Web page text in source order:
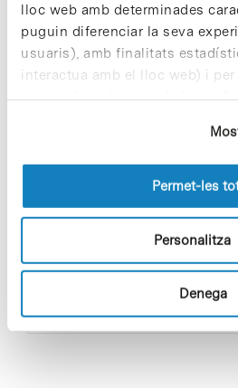
lloc web amb determinades
puguin diferenciar la seva
usuaris), amb finalitats
interactua amb el lloc web) i
personalitzada sobre la base
pàgines visitades). Per a
les cookies pot consultar la
Permet-les
Personalitza
Denega
Vacances
d’emergència
climàtica
8 de juliol de 2026